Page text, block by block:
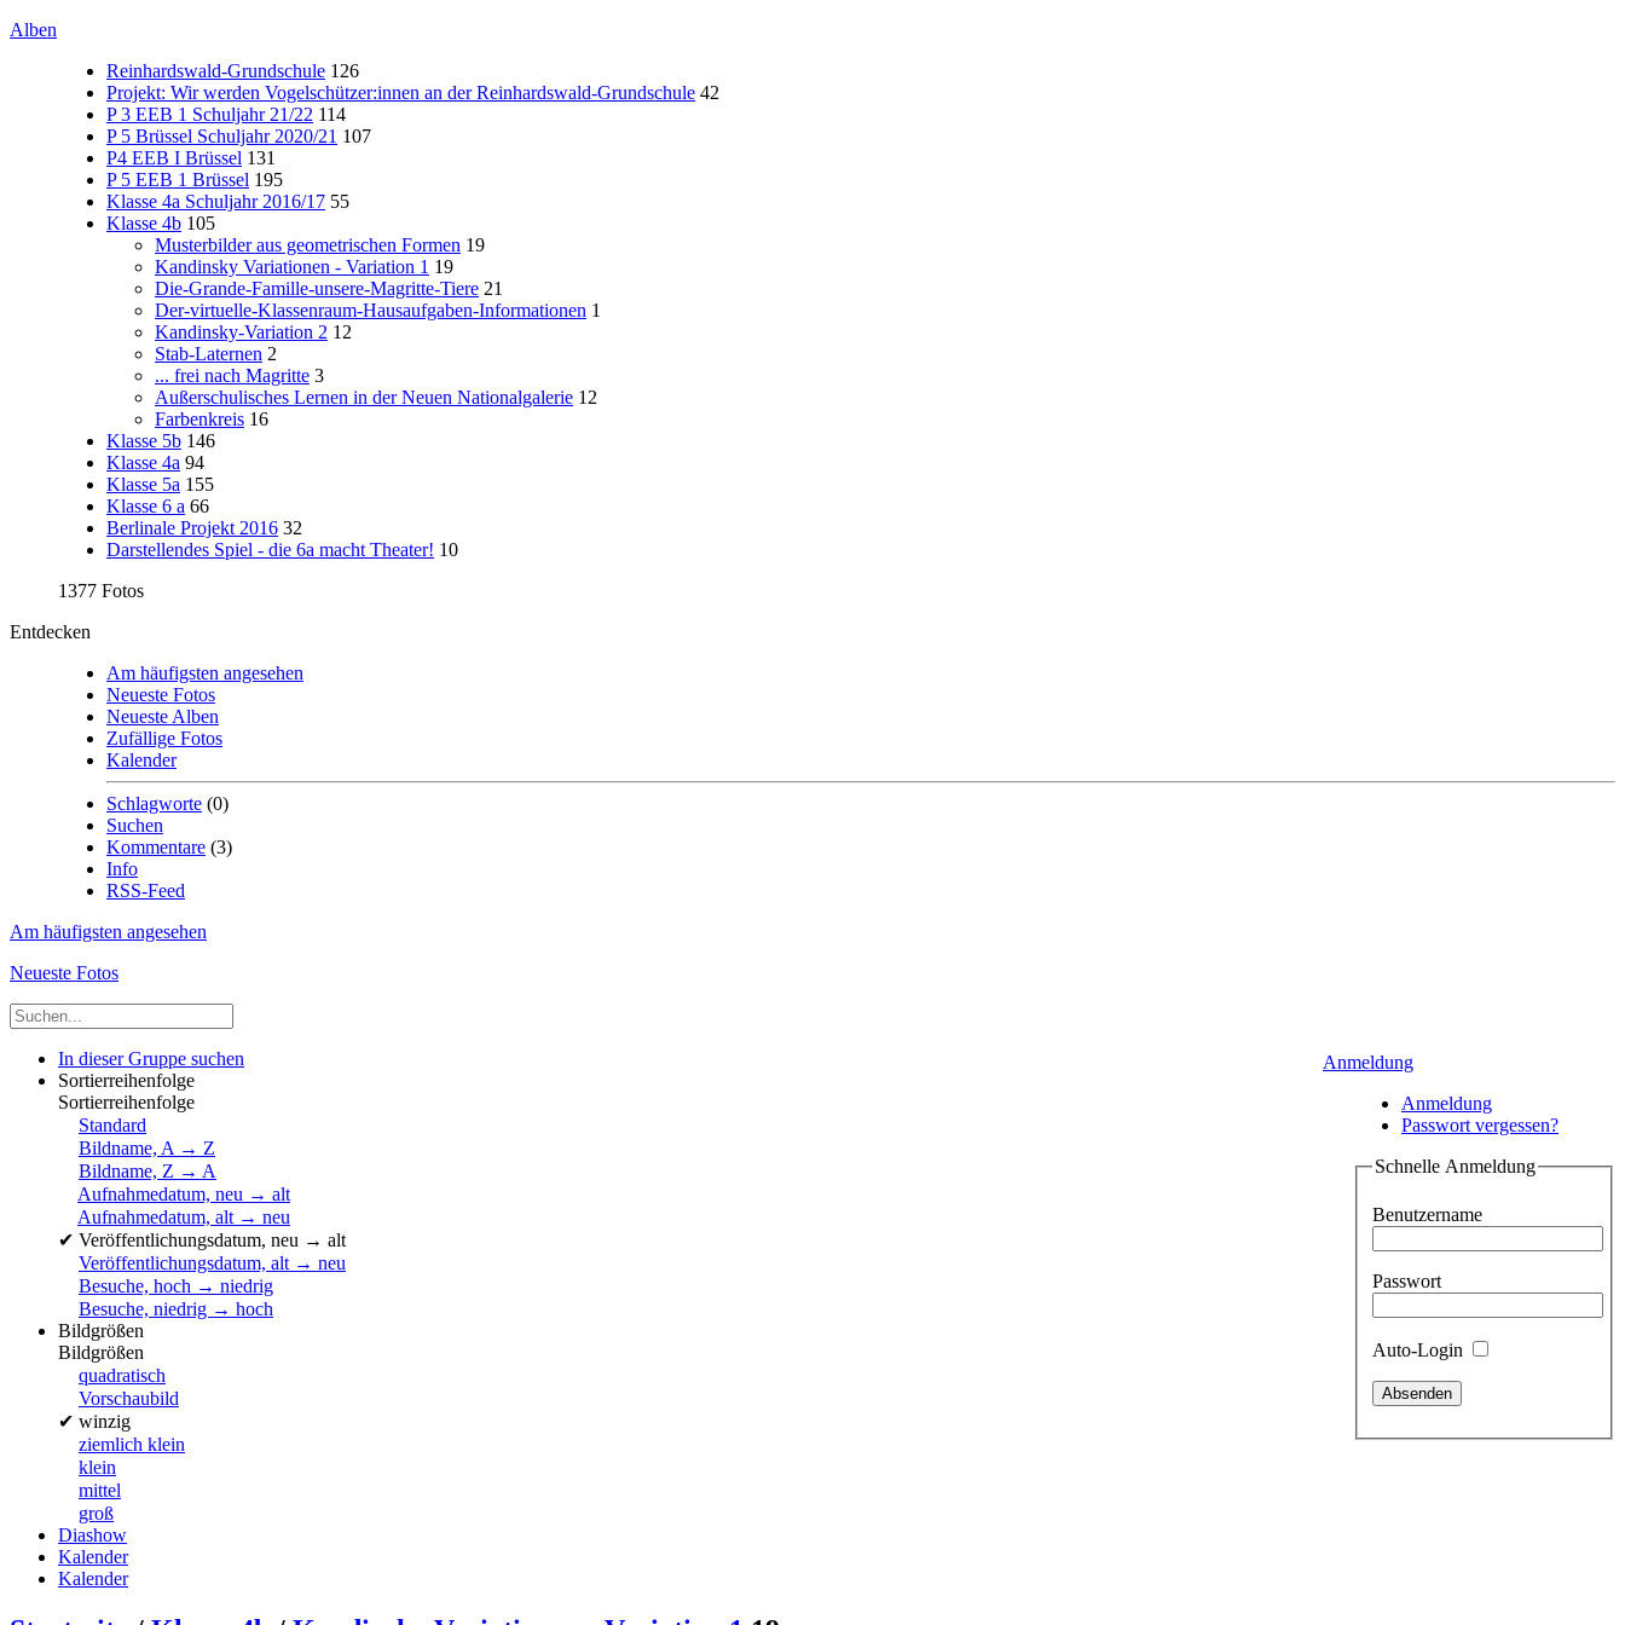
Alben
Reinhardswald-Grundschule 126
Projekt: Wir werden Vogelschützer:innen an der Reinhardswald-Grundschule 42
P 3 EEB 1 Schuljahr 21/22 114
P 5 Brüssel Schuljahr 2020/21 107
P4 EEB I Brüssel 131
P 5 EEB 1 Brüssel 195
Klasse 4a Schuljahr 2016/17 55
Klasse 4b 105
Musterbilder aus geometrischen Formen 19
Kandinsky Variationen - Variation 1 19
Die-Grande-Famille-unsere-Magritte-Tiere 21
Der-virtuelle-Klassenraum-Hausaufgaben-Informationen 1
Kandinsky-Variation 2 12
Stab-Laternen 2
... frei nach Magritte 3
Außerschulisches Lernen in der Neuen Nationalgalerie 12
Farbenkreis 16
Klasse 5b 146
Klasse 4a 94
Klasse 5a 155
Klasse 6 a 66
Berlinale Projekt 2016 32
Darstellendes Spiel - die 6a macht Theater! 10
1377 Fotos
Entdecken
Am häufigsten angesehen
Neueste Fotos
Neueste Alben
Zufällige Fotos
Kalender
Schlagworte (0)
Suchen
Kommentare (3)
Info
RSS-Feed
Am häufigsten angesehen
Neueste Fotos
Anmeldung
Anmeldung
Passwort vergessen?
Schnelle Anmeldung
Benutzername
Passwort
Auto-Login
In dieser Gruppe suchen
Sortierreihenfolge
Sortierreihenfolge
Standard
Bildname, A → Z
Bildname, Z → A
Aufnahmedatum, neu → alt
Aufnahmedatum, alt → neu
✔ Veröffentlichungsdatum, neu → alt
Veröffentlichungsdatum, alt → neu
Besuche, hoch → niedrig
Besuche, niedrig → hoch
Bildgrößen
Bildgrößen
quadratisch
Vorschaubild
✔ winzig
ziemlich klein
klein
mittel
groß
Diashow
Kalender
Kalender